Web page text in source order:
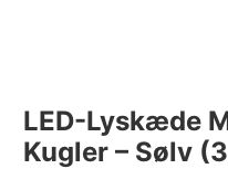
LED-Lyskæde
Kugler – Sølv